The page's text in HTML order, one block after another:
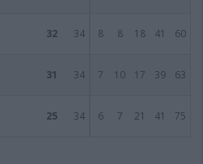
32 34 8 8 18 41 60
31 34 7 10 17 39 63
25 34 6 7 21 41 75